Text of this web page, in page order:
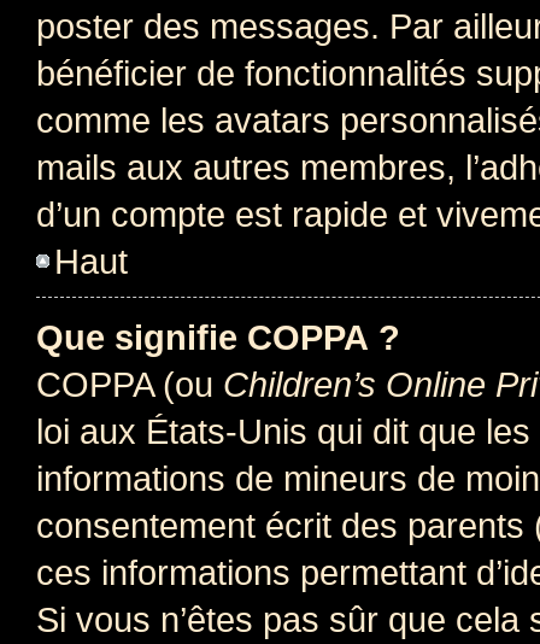
poster des messages. Par
bénéficier de fonctionnalités
comme les avatars
mails aux autres membres,
d’un compte est rapide et
Haut
Que signifie COPPA ?
COPPA (ou Children’s Online
loi aux États-Unis qui dit que
informations de mineurs de
consentement écrit des parents
ces informations permettant
Si vous n’êtes pas sûr que